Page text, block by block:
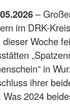
–
im DRK-
Woche
in
ihrer
2024